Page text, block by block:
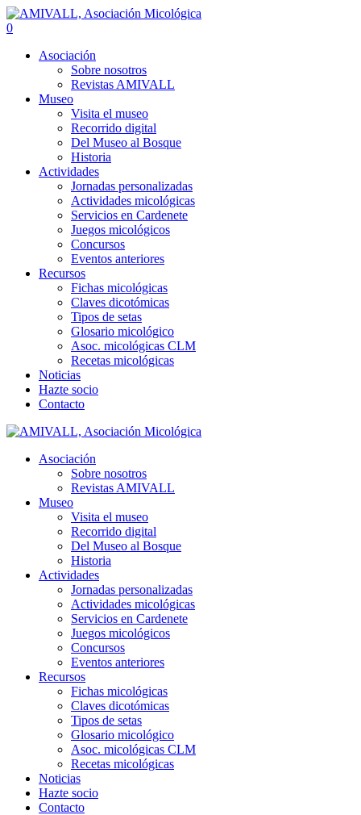
0
Asociación
Sobre nosotros
Revistas AMIVALL
Museo
Visita el museo
Recorrido digital
Del Museo al Bosque
Historia
Actividades
Jornadas personalizadas
Actividades micológicas
Servicios en Cardenete
Juegos micológicos
Concursos
Eventos anteriores
Recursos
Fichas micológicas
Claves dicotómicas
Tipos de setas
Glosario micológico
Asoc. micológicas CLM
Recetas micológicas
Noticias
Hazte socio
Contacto
Asociación
Sobre nosotros
Revistas AMIVALL
Museo
Visita el museo
Recorrido digital
Del Museo al Bosque
Historia
Actividades
Jornadas personalizadas
Actividades micológicas
Servicios en Cardenete
Juegos micológicos
Concursos
Eventos anteriores
Recursos
Fichas micológicas
Claves dicotómicas
Tipos de setas
Glosario micológico
Asoc. micológicas CLM
Recetas micológicas
Noticias
Hazte socio
Contacto